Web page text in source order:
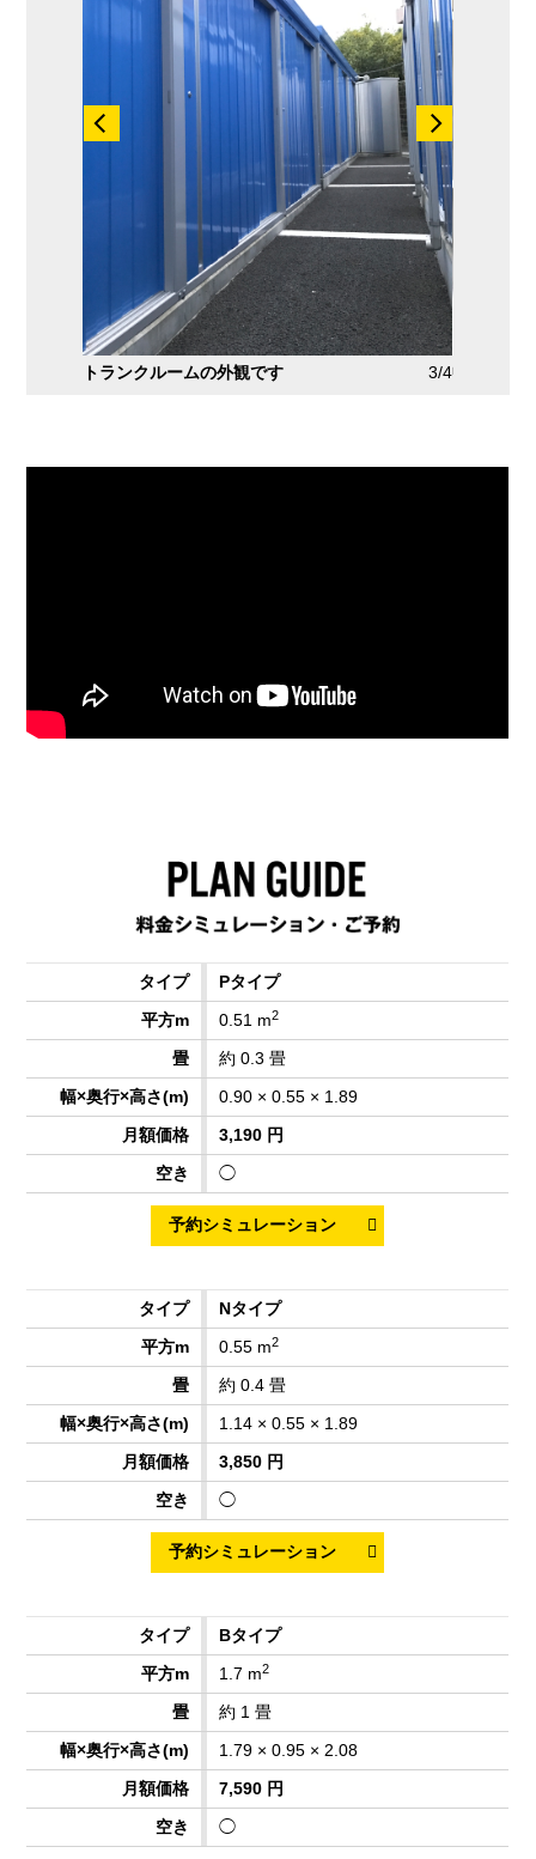
トランクルームの外観です 3/4中には棚
Pタイプ
0.51 m2
約 0.3 畳
0.90 × 0.55 × 1.89
3,190 円
◯
Nタイプ
0.55 m2
約 0.4 畳
1.14 × 0.55 × 1.89
3,850 円
◯
Bタイプ
1.7 m2
約 1 畳
1.79 × 0.95 × 2.08
7,590 円
◯